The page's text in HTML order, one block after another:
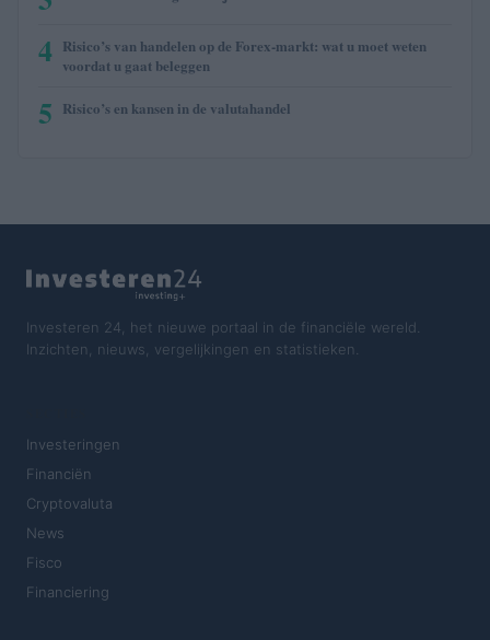
4 Risico’s van handelen op de Forex-markt: wat u moet weten
voordat u gaat beleggen
5 Risico’s en kansen in de valutahandel
Investeren 24, het nieuwe portaal in de financiële wereld.
Inzichten, nieuws, vergelijkingen en statistieken.
Investeringen
Financiën
Cryptovaluta
News
Fisco
Financiering